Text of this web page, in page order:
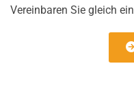
Vereinbaren Sie gleich